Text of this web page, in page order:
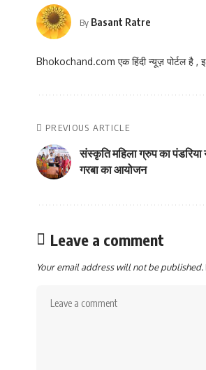
By Basant Ratre
Bhokochand.com एक हिंदी न्यूज़ पोर्टल है ,
PREVIOUS ARTICLE
संस्कृति महिला ग्रुप का पंडरिया
गरबा का आयोजन
Leave a comment
Your email address will not be published.